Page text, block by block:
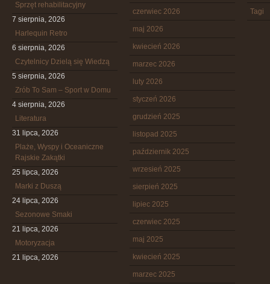
Sprzęt rehabilitacyjny
7 sierpnia, 2026
Harlequin Retro
6 sierpnia, 2026
Czytelnicy Dzielą się Wiedzą
5 sierpnia, 2026
Zrób To Sam – Sport w Domu
4 sierpnia, 2026
Literatura
31 lipca, 2026
Plaże, Wyspy i Oceaniczne
Rajskie Zakątki
25 lipca, 2026
Marki z Duszą
24 lipca, 2026
Sezonowe Smaki
21 lipca, 2026
Motoryzacja
21 lipca, 2026
czerwiec 2026
maj 2026
kwiecień 2026
marzec 2026
luty 2026
styczeń 2026
grudzień 2025
listopad 2025
październik 2025
wrzesień 2025
sierpień 2025
lipiec 2025
czerwiec 2025
maj 2025
kwiecień 2025
marzec 2025
Tagi